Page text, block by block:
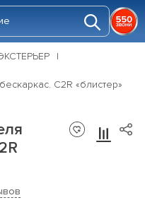
C2R «блистер»